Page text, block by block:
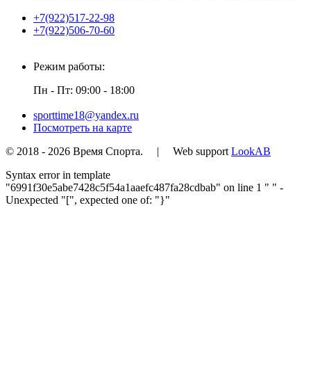
+7(922)517-22-98
+7(922)506-70-60
Режим работы:
Пн - Пт: 09:00 - 18:00
sporttime18@yandex.ru
Посмотреть на карте
© 2018 - 2026 Время Спорта. | Web support LookAB
Syntax error in template
"6991f30e5abe7428c5f54a1aaefc487fa28cdbab" on line 1 " " -
Unexpected "[", expected one of: "}"